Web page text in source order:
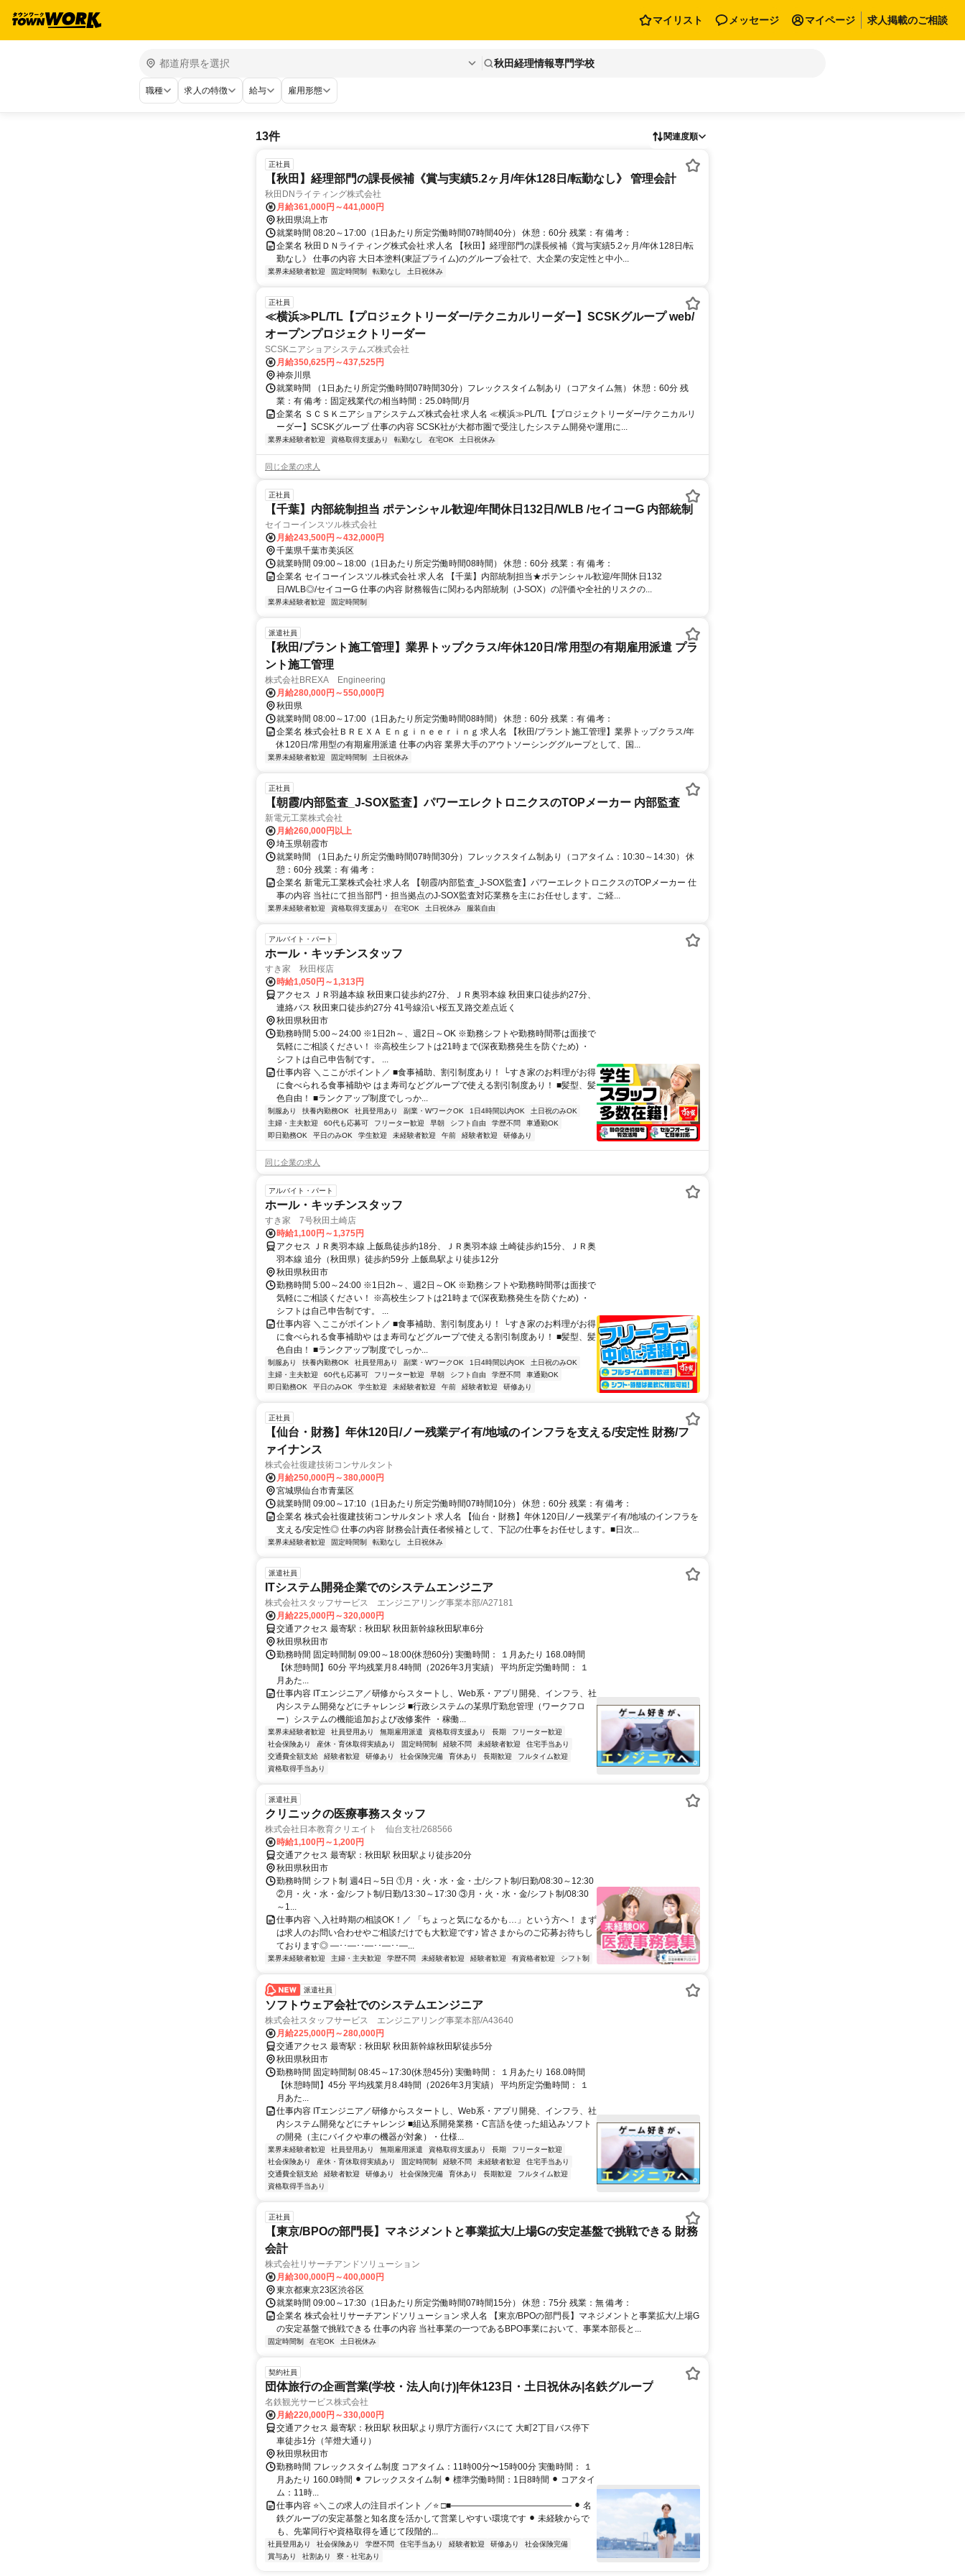
マイリスト メッセージ マイページ 求人掲載のご相談
秋田経理情報専門学校
職種 求人の特徴 給与 雇用形態
13件 関連度順
正社員
【秋田】経理部門の課長候補《賞与実績5.2ヶ月/年休128日/転勤なし》 管理会計
秋田DNライティング株式会社
月給361,000円～441,000円
秋田県潟上市
就業時間 08:20～17:00（1日あたり所定労働時間07時間40分） 休憩：60分 残業：有 備考：
企業名 秋田ＤＮライティング株式会社 求人名 【秋田】経理部門の課長候補《賞与実績5.2ヶ月/年休128日/転
勤なし》 仕事の内容 大日本塗料(東証プライム)のグループ会社で、大企業の安定性と中小...
業界未経験者歓迎 固定時間制 転勤なし 土日祝休み
正社員
≪横浜≫PL/TL【プロジェクトリーダー/テクニカルリーダー】SCSKグループ web/
オープンプロジェクトリーダー
SCSKニアショアシステムズ株式会社
月給350,625円～437,525円
神奈川県
就業時間 （1日あたり所定労働時間07時間30分）フレックスタイム制あり（コアタイム無） 休憩：60分 残
業：有 備考：固定残業代の相当時間：25.0時間/月
企業名 ＳＣＳＫニアショアシステムズ株式会社 求人名 ≪横浜≫PL/TL【プロジェクトリーダー/テクニカルリ
ーダー】SCSKグループ 仕事の内容 SCSK社が大都市圏で受注したシステム開発や運用に...
業界未経験者歓迎 資格取得支援あり 転勤なし 在宅OK 土日祝休み
同じ企業の求人
正社員
【千葉】内部統制担当 ポテンシャル歓迎/年間休日132日/WLB /セイコーG 内部統制
セイコーインスツル株式会社
月給243,500円～432,000円
千葉県千葉市美浜区
就業時間 09:00～18:00（1日あたり所定労働時間08時間） 休憩：60分 残業：有 備考：
企業名 セイコーインスツル株式会社 求人名 【千葉】内部統制担当★ポテンシャル歓迎/年間休日132
日/WLB◎/セイコーG 仕事の内容 財務報告に関わる内部統制（J-SOX）の評価や全社的リスクの...
業界未経験者歓迎 固定時間制
派遣社員
【秋田/プラント施工管理】業界トップクラス/年休120日/常用型の有期雇用派遣 プラ
ント施工管理
株式会社BREXA Engineering
月給280,000円～550,000円
秋田県
就業時間 08:00～17:00（1日あたり所定労働時間08時間） 休憩：60分 残業：有 備考：
企業名 株式会社ＢＲＥＸＡ Ｅｎｇｉｎｅｅｒｉｎｇ 求人名 【秋田/プラント施工管理】業界トップクラス/年
休120日/常用型の有期雇用派遣 仕事の内容 業界大手のアウトソーシンググループとして、国...
業界未経験者歓迎 固定時間制 土日祝休み
正社員
【朝霞/内部監査_J-SOX監査】パワーエレクトロニクスのTOPメーカー 内部監査
新電元工業株式会社
月給260,000円以上
埼玉県朝霞市
就業時間 （1日あたり所定労働時間07時間30分）フレックスタイム制あり（コアタイム：10:30～14:30） 休
憩：60分 残業：有 備考：
企業名 新電元工業株式会社 求人名 【朝霞/内部監査_J-SOX監査】パワーエレクトロニクスのTOPメーカー 仕
事の内容 当社にて担当部門・担当拠点のJ-SOX監査対応業務を主にお任せします。ご経...
業界未経験者歓迎 資格取得支援あり 在宅OK 土日祝休み 服装自由
アルバイト・パート
ホール・キッチンスタッフ
すき家 秋田桜店
時給1,050円～1,313円
アクセス ＪＲ羽越本線 秋田東口徒歩約27分、ＪＲ奥羽本線 秋田東口徒歩約27分、
連絡バス 秋田東口徒歩約27分 41号線沿い桜五叉路交差点近く
秋田県秋田市
勤務時間 5:00～24:00 ※1日2h～、週2日～OK ※勤務シフトや勤務時間帯は面接で
気軽にご相談ください！ ※高校生シフトは21時まで(深夜勤務発生を防ぐため) ・
シフトは自己申告制です。 ...
仕事内容 ＼ここがポイント／ ■食事補助、割引制度あり！ └すき家のお料理がお得
に食べられる食事補助や はま寿司などグループで使える割引制度あり！ ■髪型、髪
色自由！ ■ランクアップ制度でしっか...
制服あり 扶養内勤務OK 社員登用あり 副業・WワークOK 1日4時間以内OK
土日祝のみOK
主婦・主夫歓迎
60代も応募可 フリーター歓迎 早朝 シフト自由 学歴不問
車通勤OK
即日勤務OK
平日のみOK 学生歓迎 未経験者歓迎 午前 経験者歓迎 研修あり
同じ企業の求人
アルバイト・パート
ホール・キッチンスタッフ
すき家 7号秋田土崎店
時給1,100円～1,375円
アクセス ＪＲ奥羽本線 上飯島徒歩約18分、ＪＲ奥羽本線 土崎徒歩約15分、ＪＲ奥
羽本線 追分（秋田県）徒歩約59分 上飯島駅より徒歩12分
秋田県秋田市
勤務時間 5:00～24:00 ※1日2h～、週2日～OK ※勤務シフトや勤務時間帯は面接で
気軽にご相談ください！ ※高校生シフトは21時まで(深夜勤務発生を防ぐため) ・
シフトは自己申告制です。 ...
仕事内容 ＼ここがポイント／ ■食事補助、割引制度あり！ └すき家のお料理がお得
に食べられる食事補助や はま寿司などグループで使える割引制度あり！ ■髪型、髪
色自由！ ■ランクアップ制度でしっか...
制服あり 扶養内勤務OK 社員登用あり 副業・WワークOK 1日4時間以内OK
土日祝のみOK
主婦・主夫歓迎
60代も応募可 フリーター歓迎 早朝 シフト自由 学歴不問
車通勤OK
即日勤務OK
平日のみOK 学生歓迎 未経験者歓迎 午前 経験者歓迎 研修あり
正社員
【仙台・財務】年休120日/ノー残業デイ有/地域のインフラを支える/安定性 財務/フ
ァイナンス
株式会社復建技術コンサルタント
月給250,000円～380,000円
宮城県仙台市青葉区
就業時間 09:00～17:10（1日あたり所定労働時間07時間10分） 休憩：60分 残業：有 備考：
企業名 株式会社復建技術コンサルタント 求人名 【仙台・財務】年休120日/ノー残業デイ有/地域のインフラを
支える/安定性◎ 仕事の内容 財務会計責任者候補として、下記の仕事をお任せします。■日次...
業界未経験者歓迎 固定時間制 転勤なし 土日祝休み
派遣社員
ITシステム開発企業でのシステムエンジニア
株式会社スタッフサービス エンジニアリング事業本部/A27181
月給225,000円～320,000円
交通アクセス 最寄駅：秋田駅 秋田新幹線秋田駅車6分
秋田県秋田市
勤務時間 固定時間制 09:00～18:00(休憩60分) 実働時間： １月あたり 168.0時間
【休憩時間】60分 平均残業月8.4時間（2026年3月実績） 平均所定労働時間： １
月あた...
仕事内容 ITエンジニア／研修からスタートし、Web系・アプリ開発、インフラ、社
内システム開発などにチャレンジ ■行政システムの某県庁勤怠管理（ワークフロ
ー）システムの機能追加および改修案件 ・稼働...
業界未経験者歓迎 社員登用あり 無期雇用派遣 資格取得支援あり 長期
フリーター歓迎
社会保険あり
産休・育休取得実績あり 固定時間制 経験不問 未経験者歓迎
住宅手当あり
交通費全額支給
経験者歓迎 研修あり 社会保険完備 育休あり 長期歓迎
フルタイム歓迎
資格取得手当あり
派遣社員
クリニックの医療事務スタッフ
株式会社日本教育クリエイト 仙台支社/268566
時給1,100円～1,200円
交通アクセス 最寄駅：秋田駅 秋田駅より徒歩20分
秋田県秋田市
勤務時間 シフト制 週4日～5日 ①月・火・水・金・土/シフト制/日勤/08:30～12:30
②月・火・水・金/シフト制/日勤/13:30～17:30 ③月・火・水・金/シフト制/08:30
～1...
仕事内容 ＼入社時期の相談OK！／ 「ちょっと気になるかも…」という方へ！ まず
は求人のお問い合わせやご相談だけでも大歓迎です♪ 皆さまからのご応募お待ちし
ております◎ ―･･―･･―･･―･･―...
業界未経験者歓迎 主婦・主夫歓迎 学歴不問 未経験者歓迎 経験者歓迎 有資格者歓迎 シフト制
派遣社員
ソフトウェア会社でのシステムエンジニア
株式会社スタッフサービス エンジニアリング事業本部/A43640
月給225,000円～280,000円
交通アクセス 最寄駅：秋田駅 秋田新幹線秋田駅徒歩5分
秋田県秋田市
勤務時間 固定時間制 08:45～17:30(休憩45分) 実働時間： １月あたり 168.0時間
【休憩時間】45分 平均残業月8.4時間（2026年3月実績） 平均所定労働時間： １
月あた...
仕事内容 ITエンジニア／研修からスタートし、Web系・アプリ開発、インフラ、社
内システム開発などにチャレンジ ■組込系開発業務・C言語を使った組込みソフト
の開発（主にバイクや車の機器が対象）・仕様...
業界未経験者歓迎 社員登用あり 無期雇用派遣 資格取得支援あり 長期
フリーター歓迎
社会保険あり
産休・育休取得実績あり 固定時間制 経験不問 未経験者歓迎
住宅手当あり
交通費全額支給
経験者歓迎 研修あり 社会保険完備 育休あり 長期歓迎
フルタイム歓迎
資格取得手当あり
正社員
【東京/BPOの部門長】マネジメントと事業拡大/上場Gの安定基盤で挑戦できる 財務
会計
株式会社リサーチアンドソリューション
月給300,000円～400,000円
東京都東京23区渋谷区
就業時間 09:00～17:30（1日あたり所定労働時間07時間15分） 休憩：75分 残業：無 備考：
企業名 株式会社リサーチアンドソリューション 求人名 【東京/BPOの部門長】マネジメントと事業拡大/上場G
の安定基盤で挑戦できる 仕事の内容 当社事業の一つであるBPO事業において、事業本部長と...
固定時間制 在宅OK 土日祝休み
契約社員
団体旅行の企画営業(学校・法人向け)|年休123日・土日祝休み|名鉄グループ
名鉄観光サービス株式会社
月給220,000円～330,000円
交通アクセス 最寄駅：秋田駅 秋田駅より県庁方面行バスにて 大町2丁目バス停下
車徒歩1分（竿燈大通り）
秋田県秋田市
勤務時間 フレックスタイム制度 コアタイム：11時00分〜15時00分 実働時間： １
月あたり 160.0時間 ⚫︎ フレックスタイム制 ⚫︎ 標準労働時間：1日8時間 ⚫︎ コアタイ
ム：11時...
仕事内容 ⭐＼この求人の注目ポイント ／⭐ □■―――――――――――――― ⚫︎ 名
鉄グループの安定基盤と知名度を活かして営業しやすい環境です ⚫︎ 未経験からで
も、先輩同行や資格取得を通じて段階的...
社員登用あり 社会保険あり 学歴不問 住宅手当あり 経験者歓迎 研修あり
社会保険完備
賞与あり
社割あり 寮・社宅あり